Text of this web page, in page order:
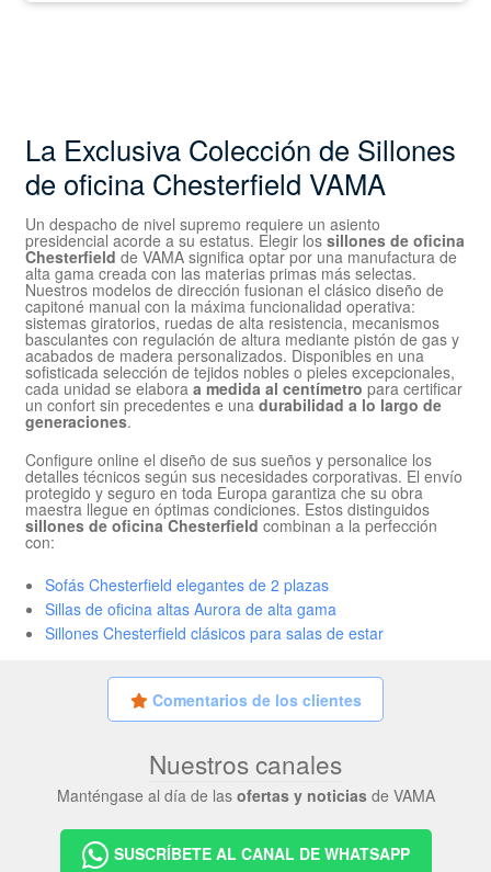
La Exclusiva Colección de Sillones
de oficina Chesterfield VAMA
Un despacho de nivel supremo requiere un asiento
presidencial acorde a su estatus. Elegir los sillones de oficina
Chesterfield de VAMA significa optar por una manufactura de
alta gama creada con las materias primas más selectas.
Nuestros modelos de dirección fusionan el clásico diseño de
capitoné manual con la máxima funcionalidad operativa:
sistemas giratorios, ruedas de alta resistencia, mecanismos
basculantes con regulación de altura mediante pistón de gas y
acabados de madera personalizados. Disponibles en una
sofisticada selección de tejidos nobles o pieles excepcionales,
cada unidad se elabora a medida al centímetro para certificar
un confort sin precedentes e una durabilidad a lo largo de
generaciones.
Configure online el diseño de sus sueños y personalice los
detalles técnicos según sus necesidades corporativas. El envío
protegido y seguro en toda Europa garantiza che su obra
maestra llegue en óptimas condiciones. Estos distinguidos
sillones de oficina Chesterfield combinan a la perfección
con:
Sofás Chesterfield elegantes de 2 plazas
Sillas de oficina altas Aurora de alta gama
Sillones Chesterfield clásicos para salas de estar
Comentarios de los clientes
Nuestros canales
Manténgase al día de las ofertas y noticiasde VAMA
SUSCRÍBETE AL CANAL DE WHATSAPP